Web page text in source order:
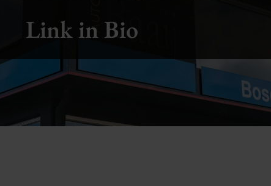
Link in Bio